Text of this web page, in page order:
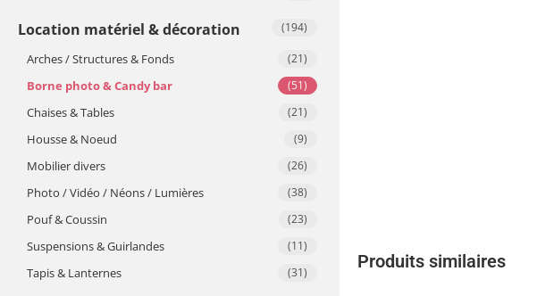
Location matériel & décoration (194)
Arches / Structures & Fonds (21)
Borne photo & Candy bar (51)
Chaises & Tables (21)
Housse & Noeud (9)
Mobilier divers (26)
Photo / Vidéo / Néons / Lumières (38)
Pouf & Coussin (23)
Suspensions & Guirlandes (11)
Tapis & Lanternes (31)
Produits similaires